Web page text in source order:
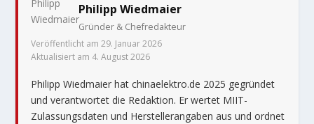
Philipp Wiedmaier
Gründer & Chefredakteur
Veröffentlicht am 29. Januar 2026
Aktualisiert am 4. August 2026
Philipp Wiedmaier hat chinaelektro.de 2025 gegründet
und verantwortet die Redaktion. Er wertet MIIT-
Zulassungsdaten und Herstellerangaben aus und ordnet